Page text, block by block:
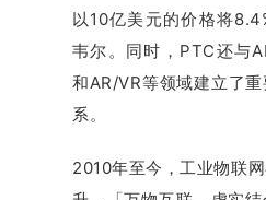
以10亿美元的价格将
韦尔。同时，PTC还与
和AR/VR等领域建立了
系。
2010年至今，工业物联